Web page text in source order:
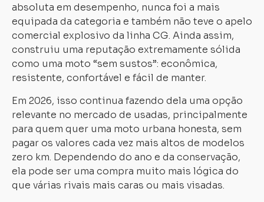
absoluta em desempenho, nunca foi a mais
equipada da categoria e também não teve o apelo
comercial explosivo da linha CG. Ainda assim,
construiu uma reputação extremamente sólida
como uma moto “sem sustos”: econômica,
resistente, confortável e fácil de manter.
Em 2026, isso continua fazendo dela uma opção
relevante no mercado de usadas, principalmente
para quem quer uma moto urbana honesta, sem
pagar os valores cada vez mais altos de modelos
zero km. Dependendo do ano e da conservação,
ela pode ser uma compra muito mais lógica do
que várias rivais mais caras ou mais visadas.